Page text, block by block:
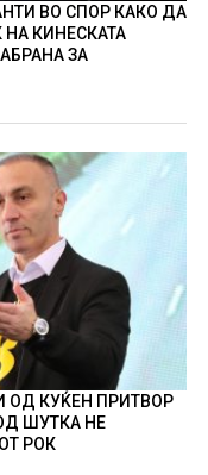
ВО СПОР КАКО ДА
КИНЕСКАТА
ЗА
ОД КУЌЕН ПРИТВОР
ШУТКА НЕ
РОК